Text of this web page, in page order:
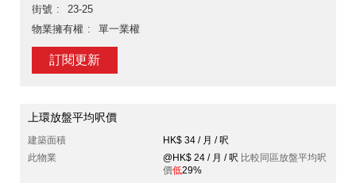
街號
23-25
物業擁有權
單一業權
訂閱更新
上環放盤平均呎價
建築面積
HK$ 34 / 月 / 呎
此物業
@HK$ 24 / 月 / 呎 比較同區放盤平均呎
價低29%